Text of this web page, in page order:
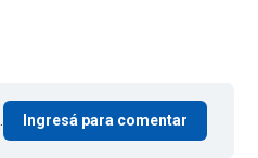
Ingresá para comentar